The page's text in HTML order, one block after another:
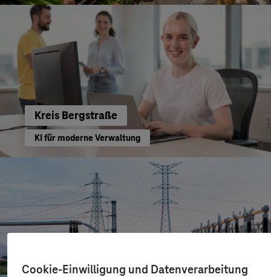
Cookie-Einwilligung und Datenverarbeitung
Kreis Bergstraße
KI für moderne Verwaltung
HIGHVOLT Prüftechnik Dresden GmbH